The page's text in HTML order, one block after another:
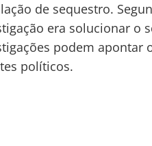
de sequestro.
era solucionar o
podem apontar
políticos.